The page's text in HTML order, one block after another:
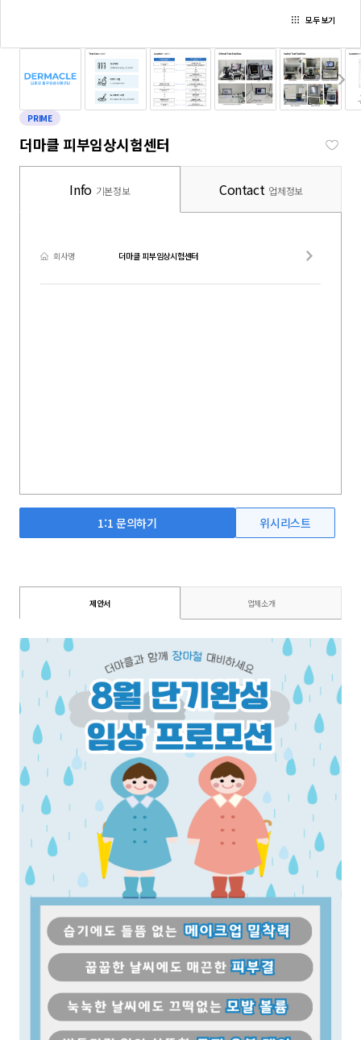
모두 보기
PRIME
더마클 피부임상시험센터
Info 기본정보 Contact 업체정보
회사명 더마클 피부임상시험센터
1:1 문의하기 위시리스트
제안서 업체소개